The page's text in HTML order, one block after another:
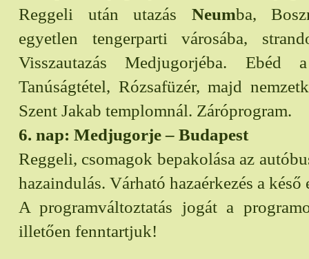
Reggeli után utazás Neumba,
egyetlen tengerparti városába,
Visszautazás Medjugorjéba. Ebéd
Tanúságtétel, Rózsafüzér, majd
Szent Jakab templomnál. Záróprogram.
6. nap: Medjugorje – Budapest
Reggeli, csomagok bepakolása az
hazaindulás. Várható hazaérkezés a késő
A programváltoztatás jogát a
illetően fenntartjuk!